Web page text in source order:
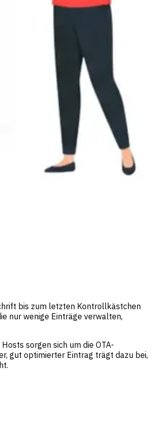
bis zum letzten Kontrollkästchen
nur wenige Einträge verwalten,
sorgen sich um die OTA-
gut optimierter Eintrag trägt dazu bei,